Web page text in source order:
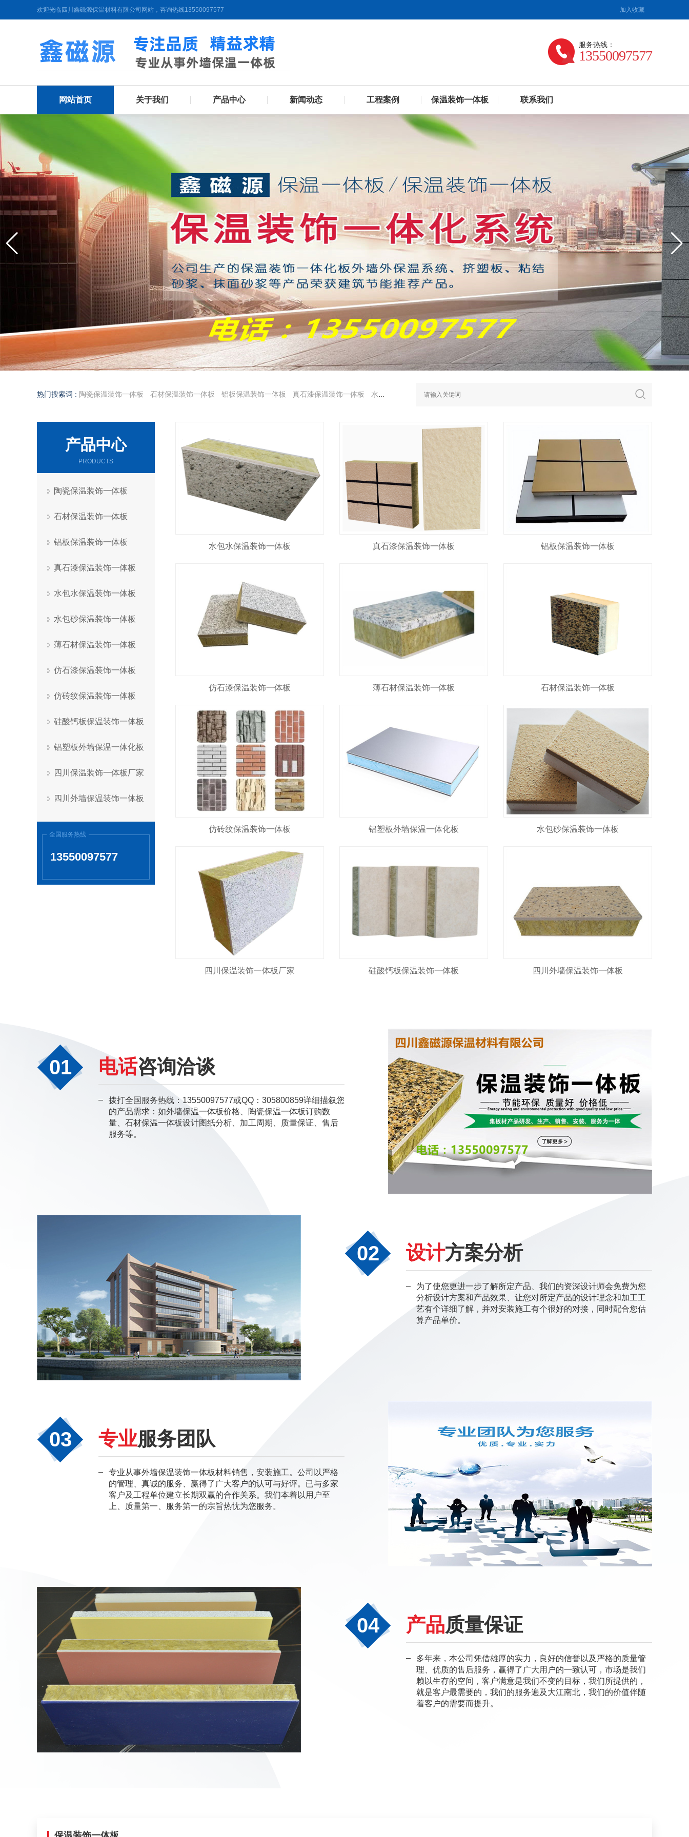
欢迎光临四川鑫磁源保温材料有限公司网站，咨询热线13550097577 加入收藏
服务热线：
13550097577
网站首页 关于我们 产品中心 新闻动态 工程案例 保温装饰一体板 联系我们
热门搜索词 : 陶瓷保温装饰一体板 石材保温装饰一体板 铝板保温装饰一体板 真石漆保温装饰一体板 水包水保温装饰一体板 水包砂保温装饰一体板 仿石漆保温装饰一体板
产品中心
PRODUCTS
陶瓷保温装饰一体板
石材保温装饰一体板
铝板保温装饰一体板
真石漆保温装饰一体板
水包水保温装饰一体板
水包砂保温装饰一体板
薄石材保温装饰一体板
仿石漆保温装饰一体板
仿砖纹保温装饰一体板
硅酸钙板保温装饰一体板
铝塑板外墙保温一体化板
四川保温装饰一体板厂家
四川外墙保温装饰一体板
全国服务热线
13550097577
水包水保温装饰一体板 真石漆保温装饰一体板 铝板保温装饰一体板
仿石漆保温装饰一体板 薄石材保温装饰一体板 石材保温装饰一体板
仿砖纹保温装饰一体板 铝塑板外墙保温一体化板 水包砂保温装饰一体板
四川保温装饰一体板厂家 硅酸钙板保温装饰一体板 四川外墙保温装饰一体板
01 电话咨询洽谈
拨打全国服务热线：13550097577或QQ：305800859详细描叙您
的产品需求：如外墙保温一体板价格、陶瓷保温一体板订购数
量、石材保温一体板设计图纸分析、加工周期、质量保证、售后
服务等。
02 设计方案分析
为了使您更进一步了解所定产品、我们的资深设计师会免费为您
分析设计方案和产品效果、让您对所定产品的设计理念和加工工
艺有个详细了解，并对安装施工有个很好的对接，同时配合您估
算产品单价。
03 专业服务团队
专业从事外墙保温装饰一体板材料销售，安装施工。公司以严格
的管理、真诚的服务、赢得了广大客户的认可与好评。已与多家
客户及工程单位建立长期双赢的合作关系。我们本着以用户至
上、质量第一、服务第一的宗旨热忱为您服务。
04 产品质量保证
多年来，本公司凭借雄厚的实力，良好的信誉以及严格的质量管
理、优质的售后服务，赢得了广大用户的一致认可，市场是我们
赖以生存的空间，客户满意是我们不变的目标，我们所提供的，
就是客户最需要的，我们的服务遍及大江南北，我们的价值伴随
着客户的需要而提升。